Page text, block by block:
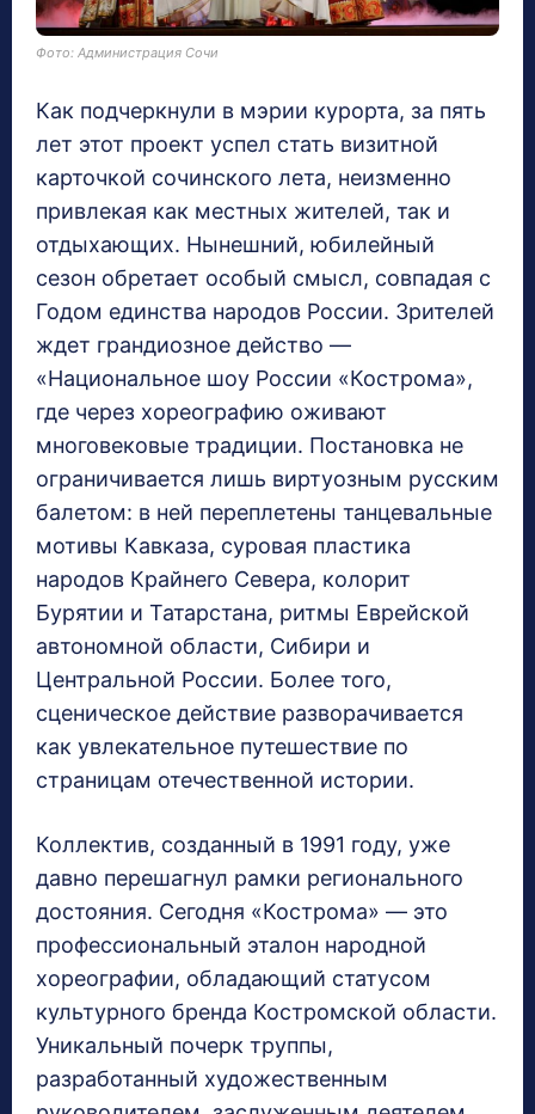
Фото: Администрация Сочи
Как подчеркнули в мэрии курорта, за пять
лет этот проект успел стать визитной
карточкой сочинского лета, неизменно
привлекая как местных жителей, так и
отдыхающих. Нынешний, юбилейный
сезон обретает особый смысл, совпадая с
Годом единства народов России. Зрителей
ждет грандиозное действо —
«Национальное шоу России «Кострома»,
где через хореографию оживают
многовековые традиции. Постановка не
ограничивается лишь виртуозным русским
балетом: в ней переплетены танцевальные
мотивы Кавказа, суровая пластика
народов Крайнего Севера, колорит
Бурятии и Татарстана, ритмы Еврейской
автономной области, Сибири и
Центральной России. Более того,
сценическое действие разворачивается
как увлекательное путешествие по
страницам отечественной истории.
Коллектив, созданный в 1991 году, уже
давно перешагнул рамки регионального
достояния. Сегодня «Кострома» — это
профессиональный эталон народной
хореографии, обладающий статусом
культурного бренда Костромской области.
Уникальный почерк труппы,
разработанный художественным